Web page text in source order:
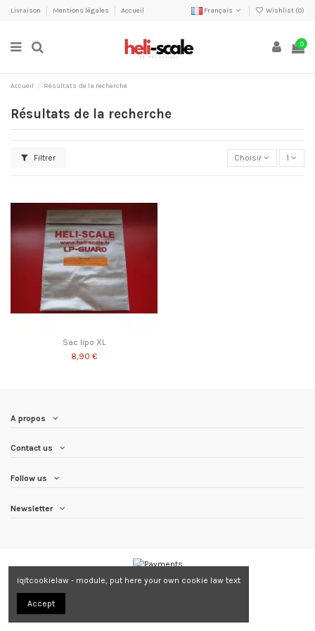
Livraison Mentions légales Accueil Français Wishlist (0)
0
Accueil Résultats de la recherche
Résultats de la recherche
Filtrer Choisir 1
Sac lipo XL
8,90 €
A propos
Contact us
Follow us
Newsletter
iqitcookielaw - module, put here your own cookie law text
Accept